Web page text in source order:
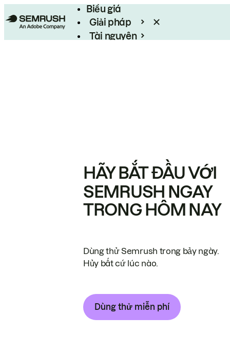
Biểu giá
Giải pháp
Tài nguyên
HÃY BẮT ĐẦU VỚI
SEMRUSH NGAY
TRONG HÔM NAY
Dùng thử Semrush trong bảy ngày.
Hủy bất cứ lúc nào.
Dùng thử miễn phí